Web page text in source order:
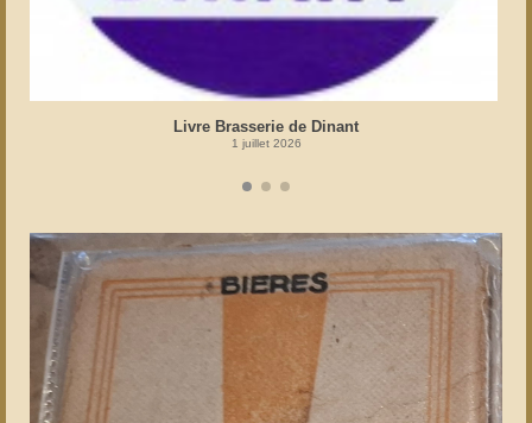
Livre Brasserie de Dinant
1 juillet 2026